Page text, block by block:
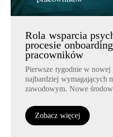
Rola wsparcia
procesie
pracowników
Pierwsze tygodnie w nowej
najbardziej wymagających
zawodowym. Nowe
Zobacz więcej